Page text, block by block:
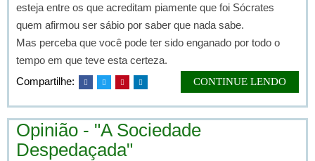
esteja entre os que acreditam piamente que foi Sócrates
quem afirmou ser sábio por saber que nada sabe.
Mas perceba que você pode ter sido enganado por todo o
tempo em que teve esta certeza.
Compartilhe:
CONTINUE LENDO
Opinião - "A Sociedade
Despedaçada"